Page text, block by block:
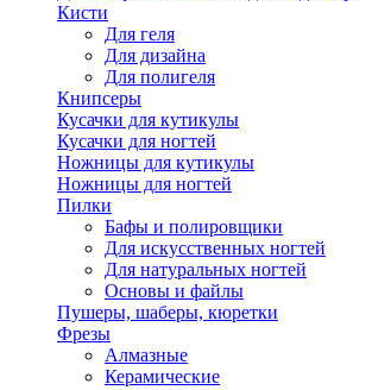
Кисти
Для геля
Для дизайна
Для полигеля
Книпсеры
Кусачки для кутикулы
Кусачки для ногтей
Ножницы для кутикулы
Ножницы для ногтей
Пилки
Бафы и полировщики
Для искусственных ногтей
Для натуральных ногтей
Основы и файлы
Пушеры, шаберы, кюретки
Фрезы
Алмазные
Керамические